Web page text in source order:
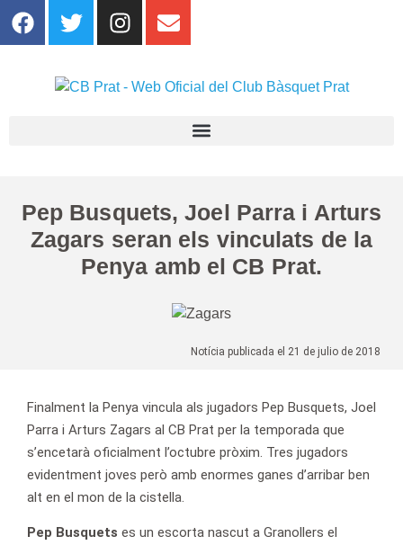
Pep Busquets, Joel Parra i Arturs
Zagars seran els vinculats de la
Penya amb el CB Prat.
Notícia publicada el 21 de julio de 2018
Finalment la Penya vincula als jugadors Pep Busquets, Joel
Parra i Arturs Zagars al CB Prat per la temporada que
s’encetarà oficialment l’octubre pròxim. Tres jugadors
evidentment joves però amb enormes ganes d’arribar ben
alt en el mon de la cistella.
Pep Busquets es un escorta nascut a Granollers el